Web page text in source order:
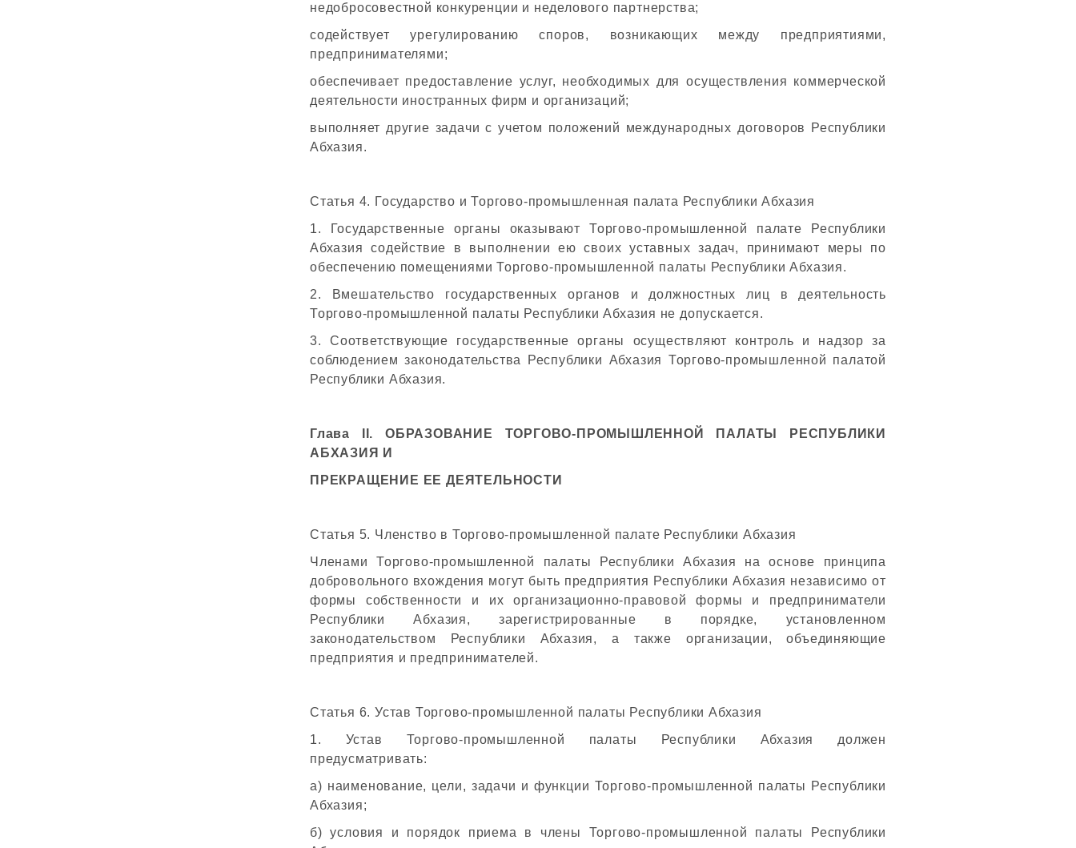
недобросовестной конкуренции и неделового партнерства;
содействует урегулированию споров, возникающих между предприятиями,
предпринимателями;
обеспечивает предоставление услуг, необходимых для осуществления коммерческой
деятельности иностранных фирм и организаций;
выполняет другие задачи с учетом положений международных договоров Республики
Абхазия.
Статья 4. Государство и Торгово-промышленная палата Республики Абхазия
1. Государственные органы оказывают Торгово-промышленной палате Республики
Абхазия содействие в выполнении ею своих уставных задач, принимают меры по
обеспечению помещениями Торгово-промышленной палаты Республики Абхазия.
2. Вмешательство государственных органов и должностных лиц в деятельность
Торгово-промышленной палаты Республики Абхазия не допускается.
3. Соответствующие государственные органы осуществляют контроль и надзор за
соблюдением законодательства Республики Абхазия Торгово-промышленной палатой
Республики Абхазия.
Глава II. ОБРАЗОВАНИЕ ТОРГОВО-ПРОМЫШЛЕННОЙ
ПАЛАТЫ РЕСПУБЛИКИ
АБХАЗИЯ И
ПРЕКРАЩЕНИЕ ЕЕ ДЕЯТЕЛЬНОСТИ
Статья 5. Членство в Торгово-промышленной палате Республики Абхазия
Членами Торгово-промышленной палаты Республики Абхазия на основе принципа
добровольного вхождения могут быть предприятия Республики Абхазия независимо от
формы собственности и их организационно-правовой формы и предприниматели
Республики Абхазия, зарегистрированные в порядке, установленном
законодательством Республики Абхазия, а также организации, объединяющие
предприятия и предпринимателей.
Статья 6. Устав Торгово-промышленной палаты Республики Абхазия
1. Устав Торгово-промышленной палаты Республики Абхазия должен
предусматривать:
а) наименование, цели, задачи и функции Торгово-промышленной палаты Республики
Абхазия;
б) условия и порядок приема в члены Торгово-промышленной палаты Республики